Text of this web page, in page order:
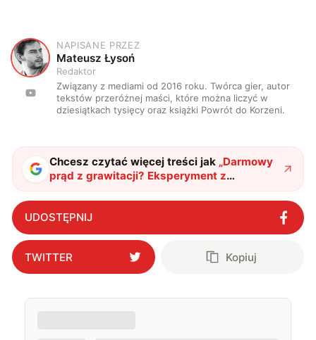
M
NAPISANE PRZEZ
Mateusz Łysoń
Redaktor
Związany z mediami od 2016 roku. Twórca gier, autor
tekstów przeróżnej maści, które można liczyć w
dziesiątkach tysięcy oraz książki Powrót do Korzeni.
Chcesz czytać więcej treści jak „Darmowy
prąd z grawitacji? Eksperyment z
wahadłem robi furorę w sieci"?
UDOSTĘPNIJ
TWITTER Kopiuj